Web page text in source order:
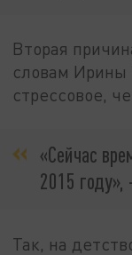
Вторая
словам Ирины
стрессовое,
«Сейчас
2015 году»,
Так, на